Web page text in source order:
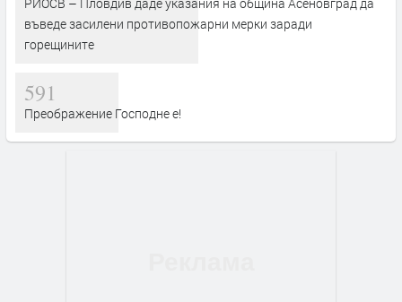
въведе засилени противопожарни мерки заради
горещините
591
Преображение Господне е!